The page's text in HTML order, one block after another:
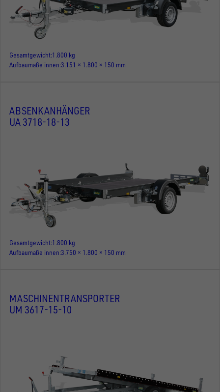
Gesamtgewicht 1.800 kg
Aufbaumaße innen 3.151 × 1.800 × 150 mm
ABSENKANHÄNGER
UA 3718-18-13
Gesamtgewicht 1.800 kg
Aufbaumaße innen 3.750 × 1.800 × 150 mm
MASCHINENTRANSPORTER
UM 3617-15-10